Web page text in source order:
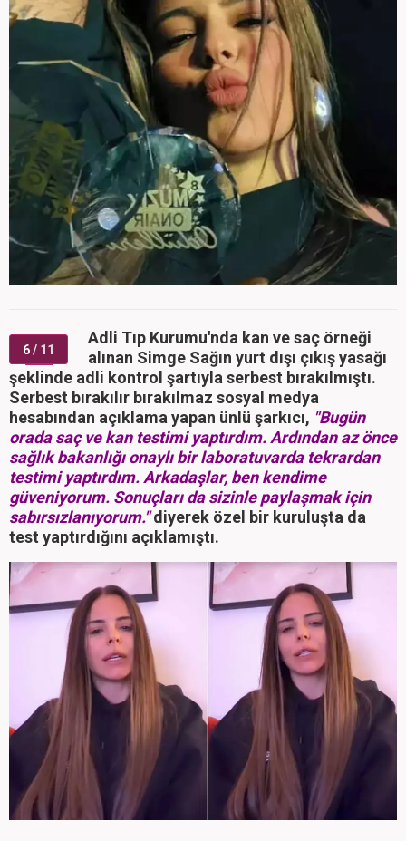
6/ 11
Adli Tıp Kurumu'nda kan ve saç örneği
alınan Simge Sağın yurt dışı çıkış yasağı
şeklinde adli kontrol şartıyla serbest bırakılmıştı.
Serbest bırakılır bırakılmaz sosyal medya
hesabından açıklama yapan ünlü şarkıcı, "Bugün
orada saç ve kan testimi yaptırdım. Ardından az önce
sağlık bakanlığı onaylı bir laboratuvarda tekrardan
testimi yaptırdım. Arkadaşlar, ben kendime
güveniyorum. Sonuçları da sizinle paylaşmak için
sabırsızlanıyorum."diyerek özel bir kuruluşta da
test yaptırdığını açıklamıştı.